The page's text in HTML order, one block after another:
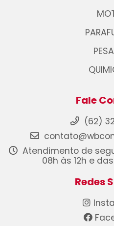
Fale
(62)
Atendimento de
08h às 12h e
Redes